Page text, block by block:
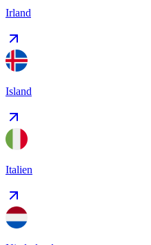
Irland
Island
Italien